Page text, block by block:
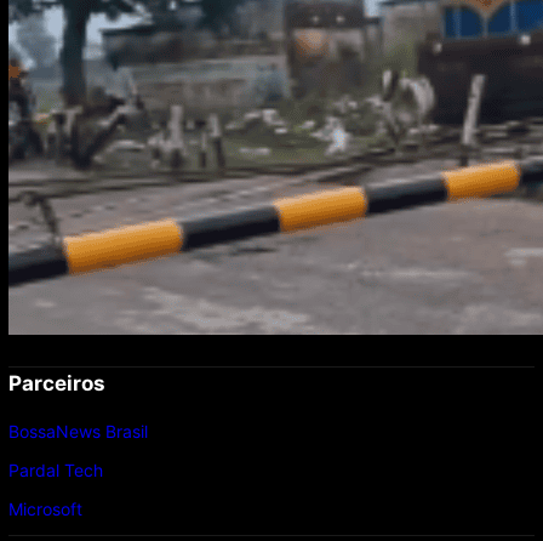
Parceiros
BossaNews Brasil
Pardal Tech
Microsoft